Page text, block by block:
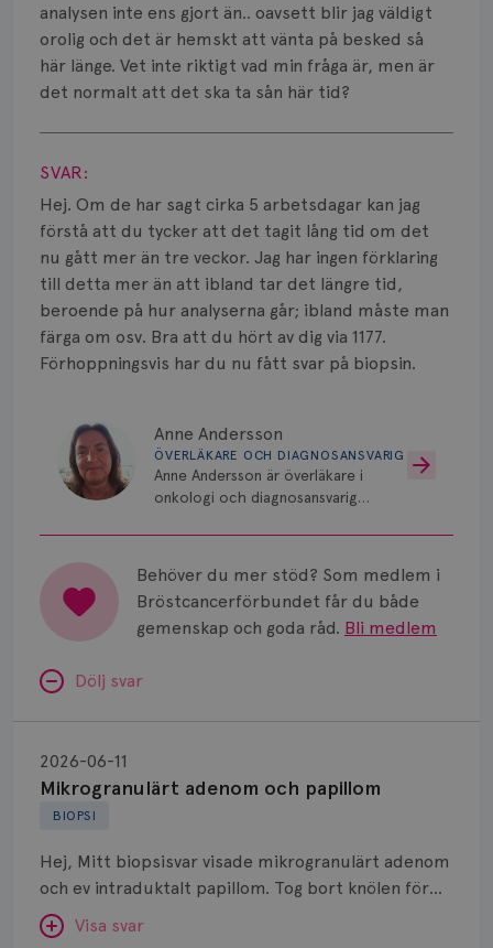
analysen inte ens gjort än.. oavsett blir jag väldigt
orolig och det är hemskt att vänta på besked så
här länge. Vet inte riktigt vad min fråga är, men är
det normalt att det ska ta sån här tid?
Visa svar
SVAR:
Hej. Om de har sagt cirka 5 arbetsdagar kan jag
förstå att du tycker att det tagit lång tid om det
nu gått mer än tre veckor. Jag har ingen förklaring
till detta mer än att ibland tar det längre tid,
beroende på hur analyserna går; ibland måste man
färga om osv. Bra att du hört av dig via 1177.
Förhoppningsvis har du nu fått svar på biopsin.
Anne Andersson
ÖVERLÄKARE OCH DIAGNOSANSVARIG
Anne Andersson är överläkare i
onkologi och diagnosansvarig
Universitetssjukhus i Umeå.
Behöver du mer stöd? Som medlem i
Bröstcancerförbundet får du både
gemenskap och goda råd. Bli medlem
Dölj svar
BIOPSI
Mikrogranulärt adenom och papillom
2026-06-11
Hej, Mitt biopsisvar visade mikrogranulärt adenom
och ev intraduktalt papillom. Tog bort knölen för
några veckor sedan med VAE. Vad är mikrogranulärt
adenom och medför det en ökad risk för cancer?
Visa svar
adenom
papillom